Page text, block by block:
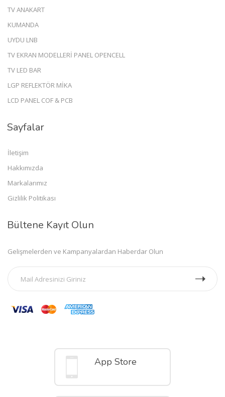
TV ANAKART
KUMANDA
UYDU LNB
TV EKRAN MODELLERİ PANEL OPENCELL
TV LED BAR
LGP REFLEKTÖR MİKA
LCD PANEL COF & PCB
Sayfalar
İletişim
Hakkımızda
Markalarımız
Gizlilik Politikası
Bültene Kayıt Olun
Gelişmelerden ve Kampanyalardan Haberdar Olun
App Store